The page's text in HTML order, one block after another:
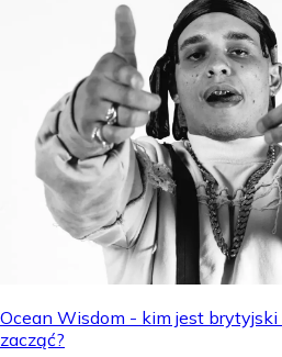
Ocean Wisdom - kim jest brytyjski
zacząć?